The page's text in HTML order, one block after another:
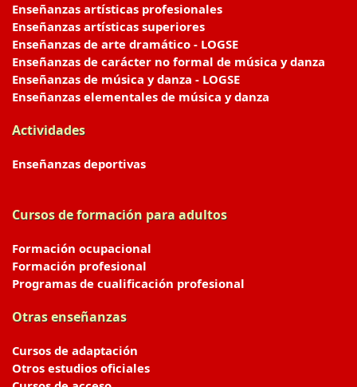
Enseñanzas artísticas profesionales
Enseñanzas artísticas superiores
Enseñanzas de arte dramático - LOGSE
Enseñanzas de carácter no formal de música y danza
Enseñanzas de música y danza - LOGSE
Enseñanzas elementales de música y danza
Actividades
Enseñanzas deportivas
Cursos de formación para adultos
Formación ocupacional
Formación profesional
Programas de cualificación profesional
Otras enseñanzas
Cursos de adaptación
Otros estudios oficiales